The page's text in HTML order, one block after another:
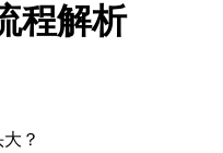
程解析
？